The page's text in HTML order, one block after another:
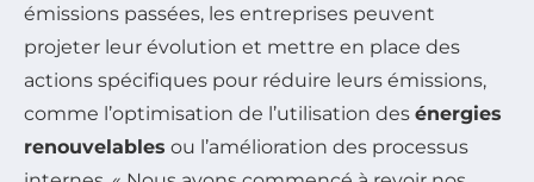
émissions passées, les entreprises peuvent
projeter leur évolution et mettre en place des
actions spécifiques pour réduire leurs émissions,
comme l’optimisation de l’utilisation des énergies
renouvelables ou l’amélioration des processus